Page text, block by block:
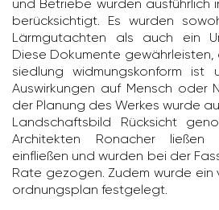
und Betriebe wurden ausführ­lich
berück­sich­tigt. Es wurden
Lärm­gut­achten als auch ein
Diese Doku­mente
sied­lung widmungs­kon­form ist
Auswir­kungen auf Mensch oder
der Planung des Werkes wurde
Land­schafts­bild Rück­sicht
Archi­tekten Ronacher
einfließen und wurden bei der
Rate gezogen. Zudem wurde
ord­nungs­plan fest­ge­legt.